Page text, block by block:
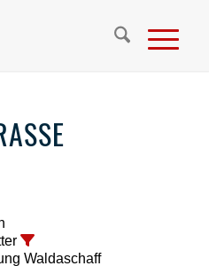
Waldaschaff